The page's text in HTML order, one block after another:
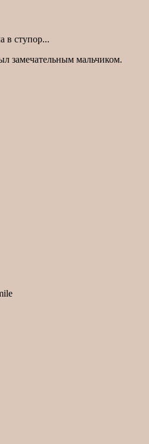
в ступор...
замечательным мальчиком.